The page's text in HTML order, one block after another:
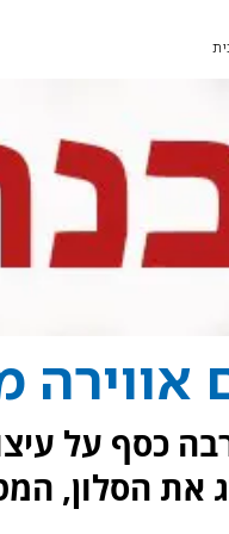
כסף על
את הסלון,